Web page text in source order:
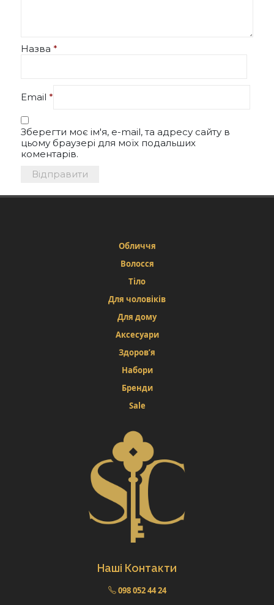
Назва *
Email *
Зберегти моє ім'я, e-mail, та адресу сайту в
цьому браузері для моїх подальших
коментарів.
Обличчя
Волосся
Тіло
Для чоловіків
Для дому
Аксесуари
Здоров’я
Набори
Бренди
Sale
Наші Контакти
098 052 44 24